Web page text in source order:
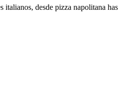
desde pizza napolitana